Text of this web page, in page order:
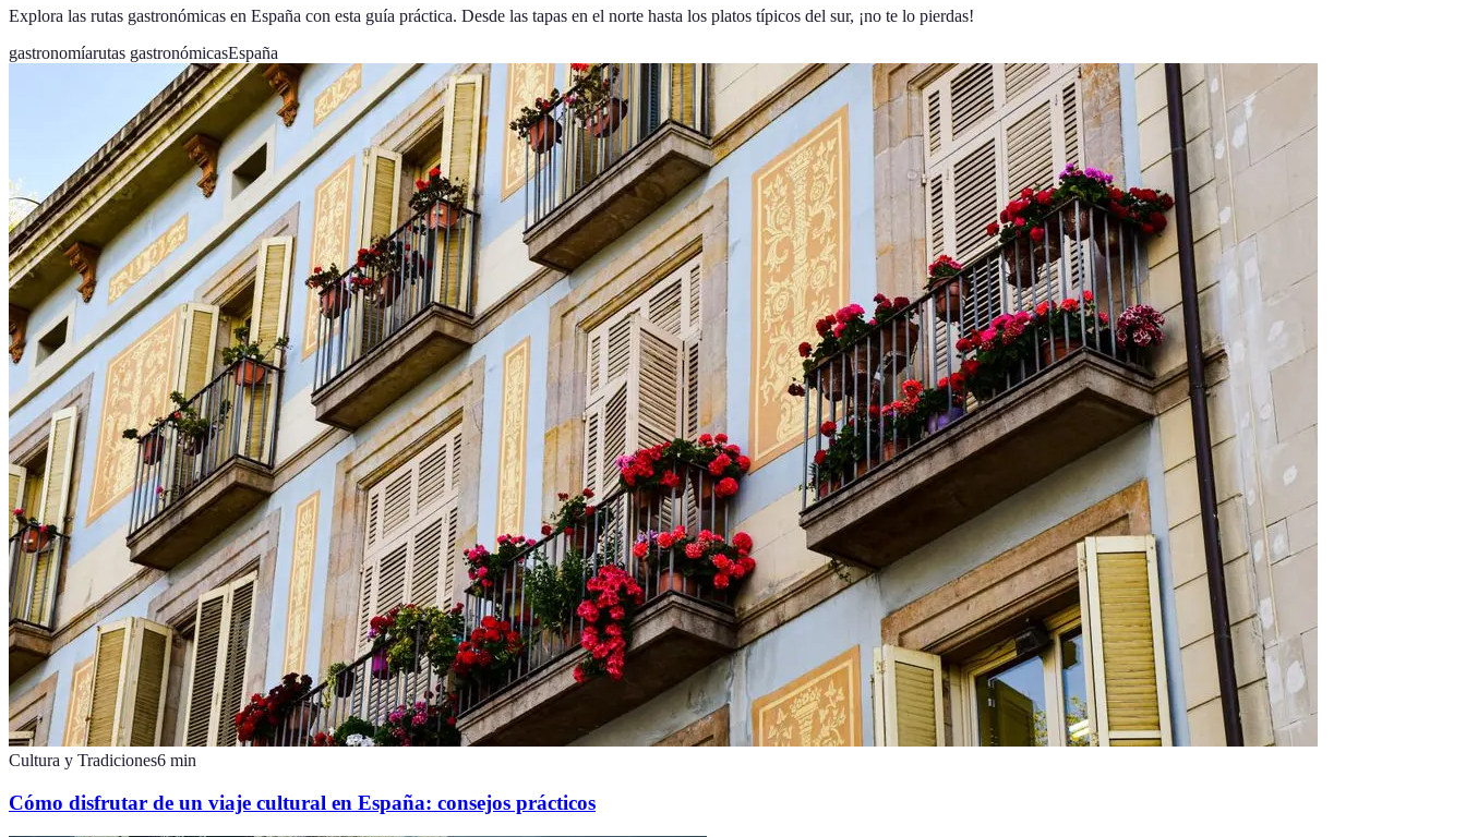
Explora las rutas gastronómicas en España con esta guía práctica. Desde las tapas en el norte hasta los platos típicos del sur, ¡no te lo pierdas!
gastronomíarutas gastronómicasEspaña
Cultura y Tradiciones6 min
Cómo disfrutar de un viaje cultural en España: consejos prácticos